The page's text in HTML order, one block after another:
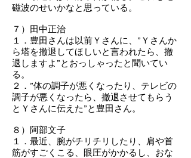
磁波のせいかなと思っている。
７）田中正治
１．豊田さんは以前Ｙさんに、”Ｙさんか
ら塔を撤退してほしいと言われたら、撤
退しますよ”とおっしゃったと聞いてい
る。
２．”体の調子が悪くなったり、テレビの
調子が悪くなったら、撤退させてもらう
とＹさんに伝えた”と豊田さん。
８）阿部文子
１．最近、腕がチリチリしたり、肩や首
筋がすごくこる、眼圧がかかるし、おな